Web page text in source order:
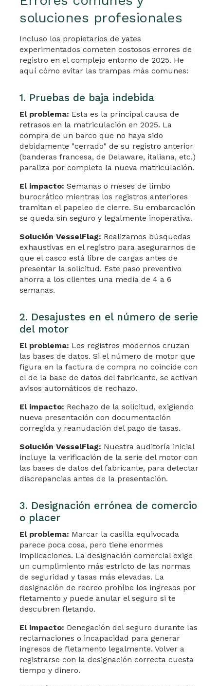
soluciones profesionales
Incluso los propietarios de yates
experimentados cometen costosos errores de
registro en el complejo entorno de 2025. He
aquí cómo evitar las trampas más comunes:
1. Pruebas de baja indebida
El problema: Esta es la principal causa de
retrasos en la matriculación en 2025. La
compra de un barco que no haya sido
debidamente "cerrado" de su registro anterior
(banderas francesa, de Delaware, italiana, etc.)
paraliza por completo la nueva matriculación.
El impacto: Semanas o meses de limbo
burocrático mientras los registros anteriores
tramitan el papeleo de cierre. Su embarcación
se queda sin seguro y legalmente inoperativa.
Solución VesselFlag: Realizamos búsquedas
exhaustivas en el registro para asegurarnos de
que el casco está libre de cargas antes de
presentar la solicitud. Este paso preventivo
ahorra a los clientes una media de 4 a 6
semanas.
2. Desajustes en el número de serie
del motor
El problema: Los registros modernos cruzan
las bases de datos. Si el número de motor que
figura en la factura de compra no coincide con
el de la base de datos del fabricante, se activan
avisos automáticos de rechazo.
El impacto: Rechazo de la solicitud, exigiendo
nueva presentación con documentación
corregida y reanudación del pago de tasas.
Solución VesselFlag: Nuestra auditoría inicial
incluye la verificación de la serie del motor con
las bases de datos del fabricante, para detectar
discrepancias antes de la presentación.
3. Designación errónea de comercio
o placer
El problema: Marcar la casilla equivocada
parece poca cosa, pero tiene enormes
implicaciones. La designación comercial exige
un cumplimiento más estricto de las normas
de seguridad y tasas más elevadas. La
designación de recreo prohíbe los ingresos por
fletamento y puede anular el seguro si te
descubren fletando.
El impacto: Denegación del seguro durante las
reclamaciones o incapacidad para generar
ingresos de fletamento legalmente. Volver a
registrarse con la designación correcta cuesta
tiempo y dinero.